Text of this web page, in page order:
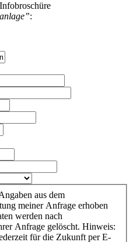
:
aus dem
meiner Anfrage erhoben
werden nach
Anfrage gelöscht. Hinweis:
für die Zukunft per E-